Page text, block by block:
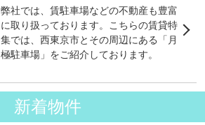
弊社では、賃駐車場などの不動産も豊富
に取り扱っております。こちらの賃貸特
集では、西東京市とその周辺にある「月
極駐車場」をご紹介しております。
新着物件